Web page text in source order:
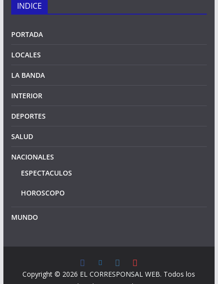
INDICE
PORTADA
LOCALES
LA BANDA
INTERIOR
DEPORTES
SALUD
NACIONALES
ESPECTACULOS
HOROSCOPO
MUNDO
Copyright © 2026 EL CORRESPONSAL WEB. Todos los